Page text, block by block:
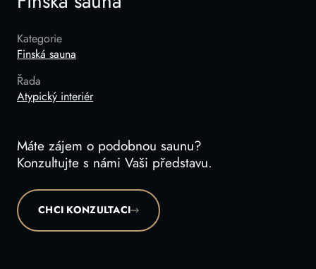
Kategorie
Finská sauna
Řada
Atypický interiér
Máte zájem o podobnou saunu?
Konzultujte s námi Vaši představu.
CHCI KONZULTACI